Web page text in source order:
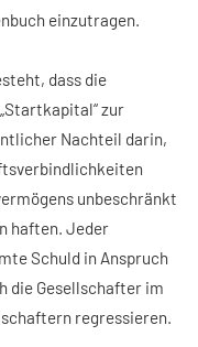
einzutragen.
dass die
zur
Nachteil darin,
unbeschränkt
haften. Jeder
Schuld in Anspruch
die Gesellschafter im
regressieren.